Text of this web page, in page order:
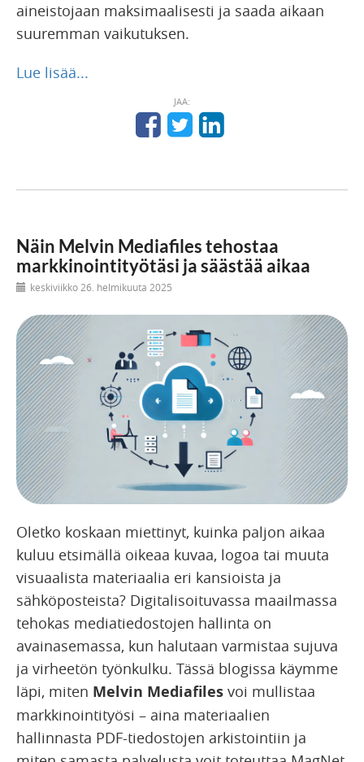
aineistojaan maksimaalisesti ja saada aikaan
suuremman vaikutuksen.
Lue lisää...
JAA:
Näin Melvin Mediafiles tehostaa
markkinointityötäsi ja säästää aikaa
keskiviikko 26. helmikuuta 2025
Oletko koskaan miettinyt, kuinka paljon aikaa
kuluu etsimällä oikeaa kuvaa, logoa tai muuta
visuaalista materiaalia eri kansioista ja
sähköposteista? Digitalisoituvassa maailmassa
tehokas mediatiedostojen hallinta on
avainasemassa, kun halutaan varmistaa sujuva
ja virheetön työnkulku. Tässä blogissa käymme
läpi, miten Melvin Mediafiles voi mullistaa
markkinointityösi – aina materiaalien
hallinnasta PDF-tiedostojen arkistointiin ja